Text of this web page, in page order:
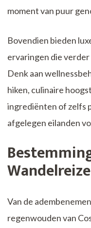
moment van puur
Bovendien bieden
ervaringen die verder
Denk aan
hiken, culinaire
ingrediënten of zelfs
afgelegen eilanden
Van de
regenwouden van